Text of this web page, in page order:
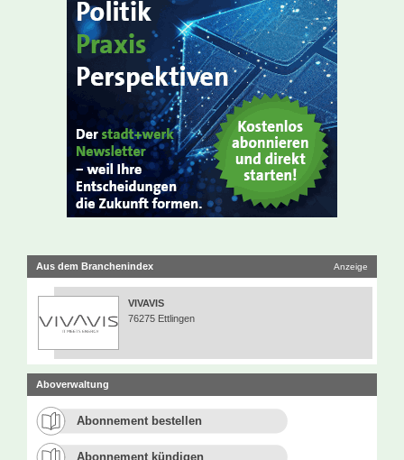
Aus dem Branchenindex Anzeige
VIVAVIS
76275 Ettlingen
Aboverwaltung
Abonnement bestellen
Abonnement kündigen